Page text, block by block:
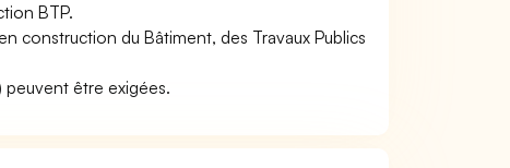
BTP.
construction du Bâtiment, des Travaux Publics
peuvent être exigées.